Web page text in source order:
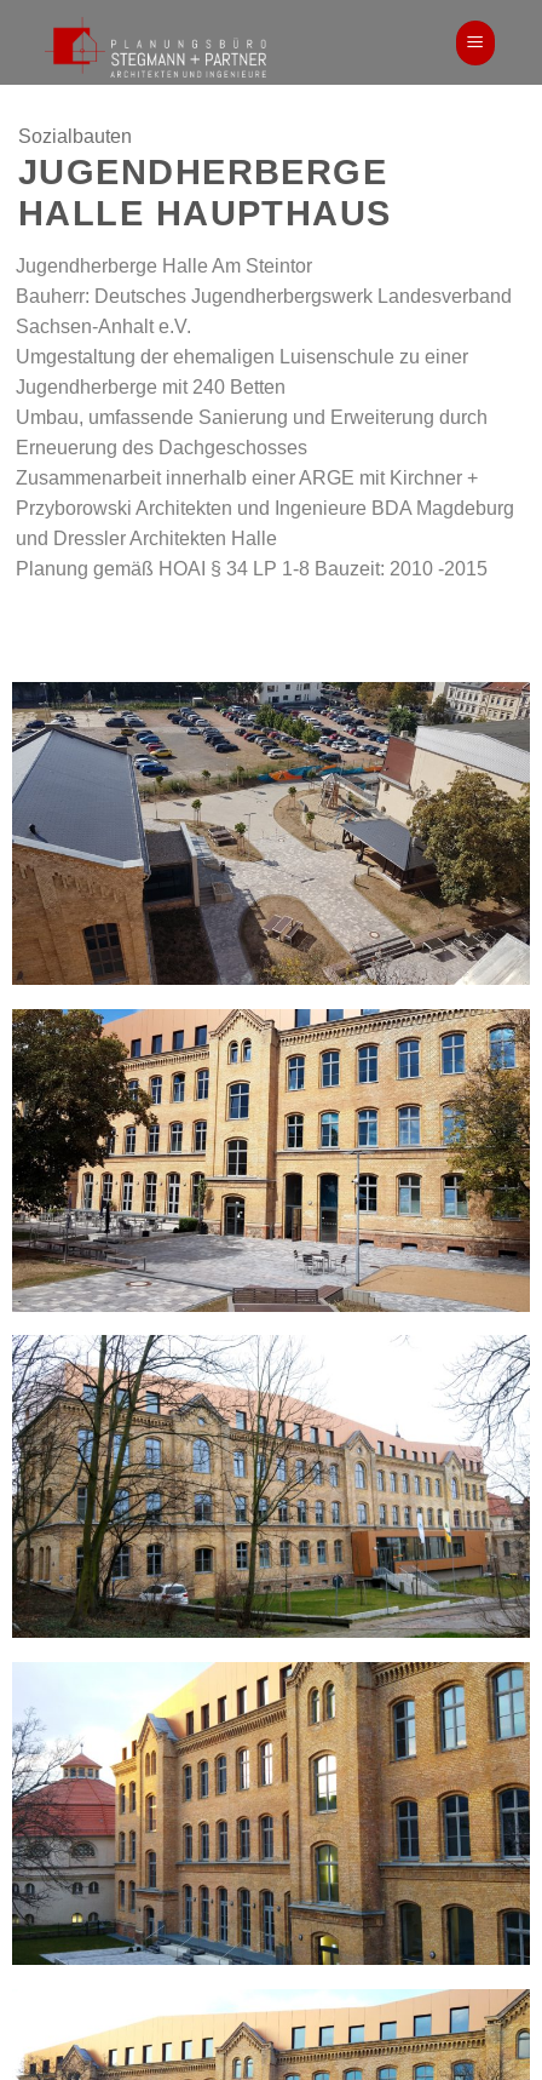
Sozialbauten
JUGENDHERBERGE
HALLE HAUPTHAUS
Jugendherberge Halle Am Steintor
Bauherr: Deutsches Jugendherbergswerk Landesverband
Sachsen-Anhalt e.V.
Umgestaltung der ehemaligen Luisenschule zu einer
Jugendherberge mit 240 Betten
Umbau, umfassende Sanierung und Erweiterung durch
Erneuerung des Dachgeschosses
Zusammenarbeit innerhalb einer ARGE mit Kirchner +
Przyborowski Architekten und Ingenieure BDA Magdeburg
und Dressler Architekten Halle
Planung gemäß HOAI § 34 LP 1-8 Bauzeit: 2010 -2015